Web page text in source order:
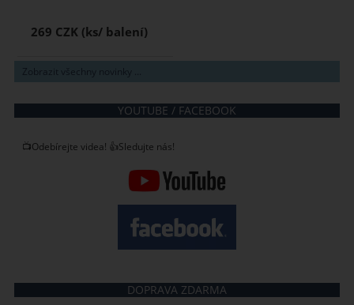
269 CZK
Zobrazit všechny novinky ...
YOUTUBE / FACEBOOK
📺Odebírejte videa! 👍Sledujte nás!
DOPRAVA ZDARMA